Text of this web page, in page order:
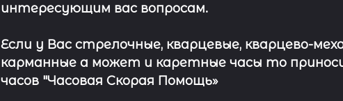
интересующим вас вопросам.
Если у Вас стрелочные, кварцевые, кварцево-
карманные а может и каретные часы то
часов "Часовая Скорая Помощь»